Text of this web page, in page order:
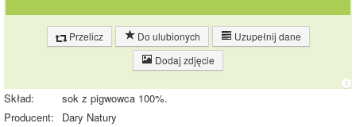
Przelicz Do ulubionych
Uzupełnij dane
Dodaj zdjęcie
Skład:
sok z pigwowca 100%.
Producent:
Dary Natury